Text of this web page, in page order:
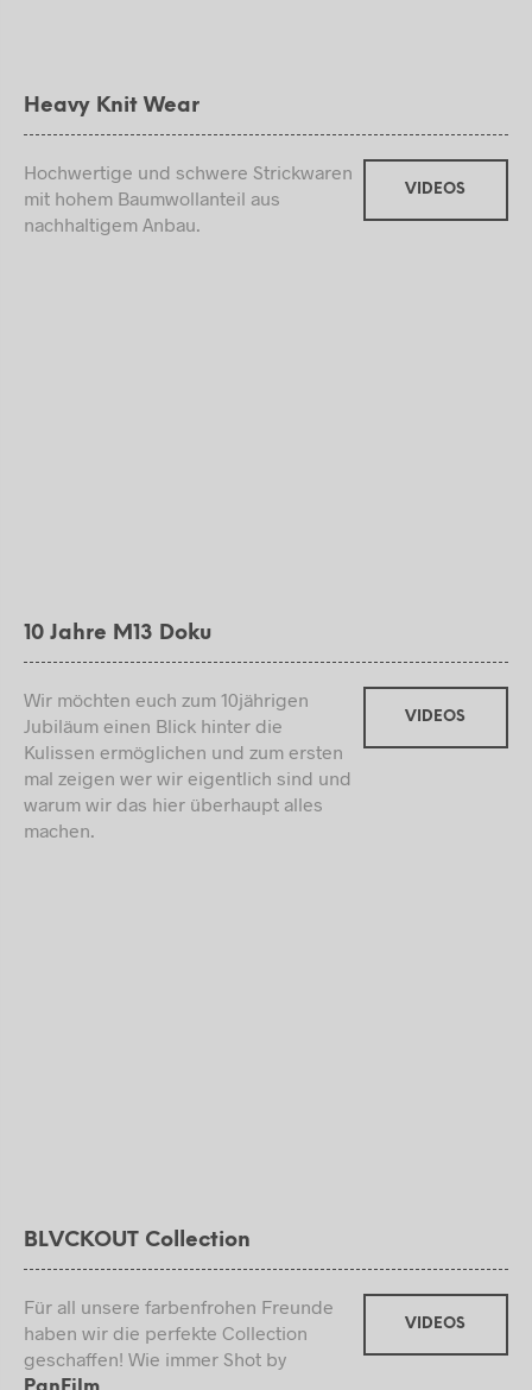
Heavy Knit Wear
Hochwertige und schwere Strickwaren
mit hohem Baumwollanteil aus
nachhaltigem Anbau.
VIDEOS
10 Jahre M13 Doku
Wir möchten euch zum 10jährigen
Jubiläum einen Blick hinter die
Kulissen ermöglichen und zum ersten
mal zeigen wer wir eigentlich sind und
warum wir das hier überhaupt alles
machen.
VIDEOS
BLVCKOUT Collection
Für all unsere farbenfrohen Freunde
haben wir die perfekte Collection
geschaffen! Wie immer Shot by
VIDEOS